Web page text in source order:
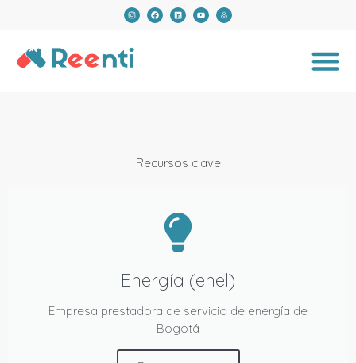
Recursos clave
Energía (enel)
Empresa prestadora de servicio de energía de
Bogotá